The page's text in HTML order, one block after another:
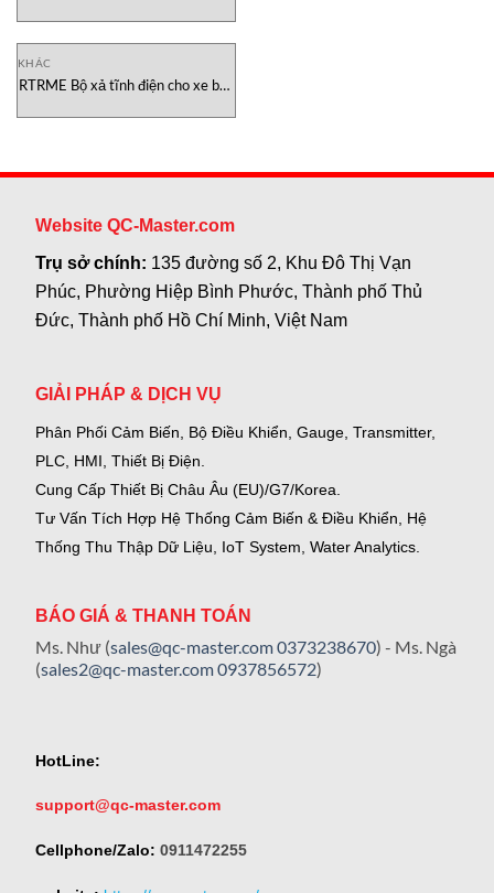
KHÁC
RTRME Bộ xả tĩnh điện cho xe bồn
Website QC-Master.com
Trụ sở chính: 135 đường số 2, Khu Đô Thị Vạn
Phúc, Phường Hiệp Bình Phước, Thành phố Thủ
Đức, Thành phố Hồ Chí Minh, Việt Nam
GIẢI PHÁP & DỊCH VỤ
Phân Phối Cảm Biến, Bộ Điều Khiển, Gauge, Transmitter,
PLC, HMI, Thiết Bị Điện.
Cung Cấp Thiết Bị Châu Âu (EU)/G7/Korea.
Tư Vấn Tích Hợp Hệ Thống Cảm Biến & Điều Khiển, Hệ
Thống Thu Thập Dữ Liệu, IoT System, Water Analytics.
BÁO GIÁ & THANH TOÁN
Ms. Như (sales@qc-master.com0373238670) - Ms. Ngà
(sales2@qc-master.com0937856572)
HotLine:
support@qc-master.com
Cellphone/Zalo: 0911472255